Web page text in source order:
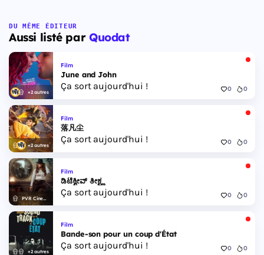
DU MÊME ÉDITEUR
Aussi listé par Quodat
+2 autres
Film
June and John
Ça sort aujourd'hui ! 0 0
+2 autres
Film
落凡尘
Ça sort aujourd'hui ! 0 0
PVR Cinemas
Film
ಡಿಟೆಕ್ವೀವ್ ತೀಕ್ಷ್ಣ
Ça sort aujourd'hui ! 0 0
+2 autres
Film
Bande-son pour un coup d'État
Ça sort aujourd'hui ! 0 0